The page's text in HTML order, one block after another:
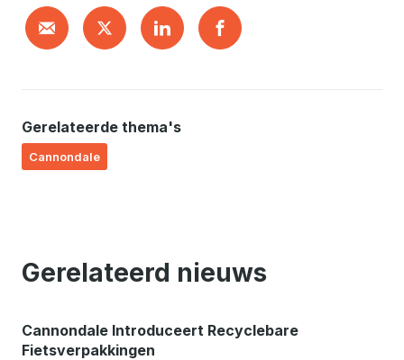
Gerelateerde thema's
Cannondale
Gerelateerd nieuws
Cannondale Introduceert Recyclebare
Fietsverpakkingen